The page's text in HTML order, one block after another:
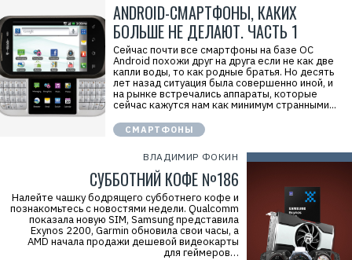
ANDROID-СМАРТФОНЫ, КАКИХ
БОЛЬШЕ НЕ ДЕЛАЮТ. ЧАСТЬ 1
Сейчас почти все смартфоны на базе ОС
Android похожи друг на друга если не как две
капли воды, то как родные братья. Но десять
лет назад ситуация была совершенно иной, и
на рынке встречались аппараты, которые
сейчас кажутся нам как минимум странными...
СМАРТФОНЫ
ВЛАДИМИР ФОКИН
СУББОТНИЙ КОФЕ №186
Налейте чашку бодрящего субботнего кофе и
познакомьтесь с новостями недели. Qualcomm
показала новую SIM, Samsung представила
Exynos 2200, Garmin обновила свои часы, а
AMD начала продажи дешевой видеокарты
для геймеров…